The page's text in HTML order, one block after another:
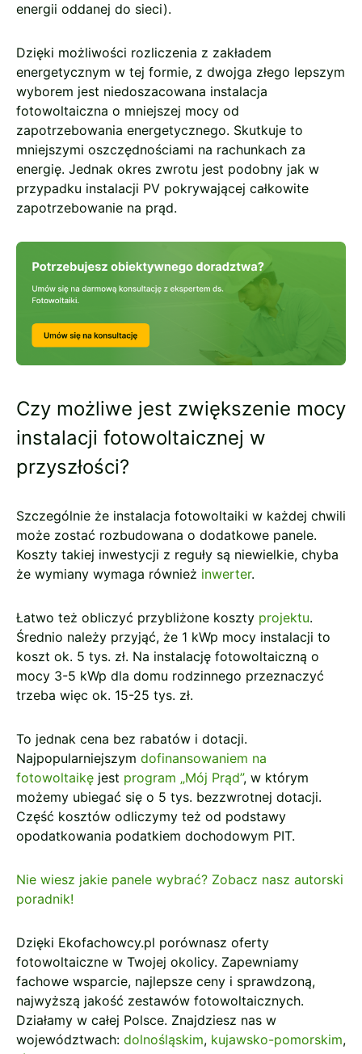
energii oddanej do sieci).
Dzięki możliwości rozliczenia z zakładem
energetycznym w tej formie, z dwojga złego lepszym
wyborem jest niedoszacowana instalacja
fotowoltaiczna o mniejszej mocy od
zapotrzebowania energetycznego. Skutkuje to
mniejszymi oszczędnościami na rachunkach za
energię. Jednak okres zwrotu jest podobny jak w
przypadku instalacji PV pokrywającej całkowite
zapotrzebowanie na prąd.
Czy możliwe jest zwiększenie mocy
instalacji fotowoltaicznej w
przyszłości?
Szczególnie że instalacja fotowoltaiki w każdej chwili
może zostać rozbudowana o dodatkowe panele.
Koszty takiej inwestycji z reguły są niewielkie, chyba
że wymiany wymaga również inwerter.
Łatwo też obliczyć przybliżone koszty projektu.
Średnio należy przyjąć, że 1 kWp mocy instalacji to
koszt ok. 5 tys. zł. Na instalację fotowoltaiczną o
mocy 3-5 kWp dla domu rodzinnego przeznaczyć
trzeba więc ok. 15-25 tys. zł.
To jednak cena bez rabatów i dotacji.
Najpopularniejszym dofinansowaniem na
fotowoltaikę jest program „Mój Prąd”, w którym
możemy ubiegać się o 5 tys. bezzwrotnej dotacji.
Część kosztów odliczymy też od podstawy
opodatkowania podatkiem dochodowym PIT.
Nie wiesz jakie panele wybrać? Zobacz nasz autorski
poradnik!
Dzięki Ekofachowcy.pl porównasz oferty
fotowoltaiczne w Twojej okolicy. Zapewniamy
fachowe wsparcie, najlepsze ceny i sprawdzoną,
najwyższą jakość zestawów fotowoltaicznych.
Działamy w całej Polsce. Znajdziesz nas w
województwach: dolnośląskim, kujawsko-pomorskim,